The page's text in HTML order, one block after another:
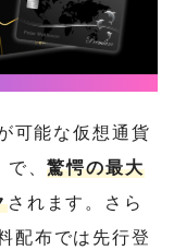
可能な仮想通貨
で、驚愕の最大
されます。さら
配布では先行登